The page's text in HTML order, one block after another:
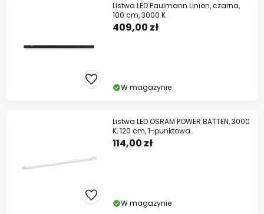
Listwa LED Paulmann Linion, czarna,
100 cm, 3000 K
409,00 zł
W magazynie
Listwa LED OSRAM POWER BATTEN, 3000
K, 120 cm, 1-punktowa.
114,00 zł
W magazynie